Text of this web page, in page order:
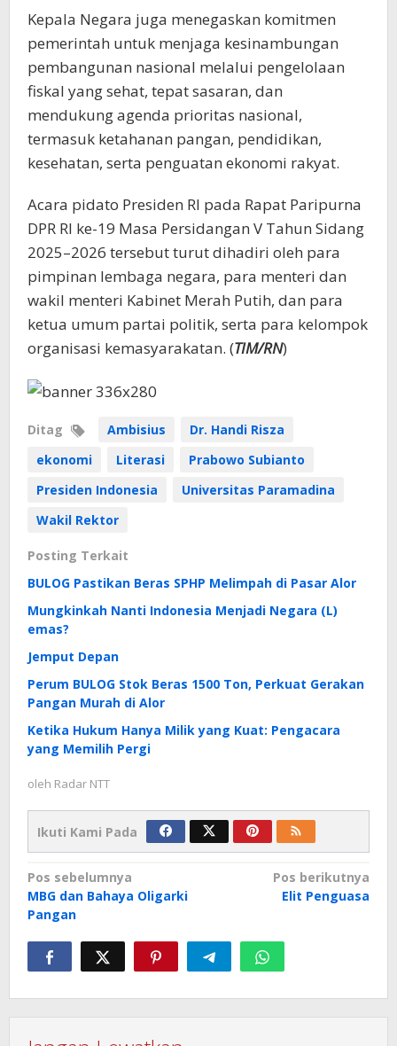
Kepala Negara juga menegaskan komitmen
pemerintah untuk menjaga kesinambungan
pembangunan nasional melalui pengelolaan
fiskal yang sehat, tepat sasaran, dan
mendukung agenda prioritas nasional,
termasuk ketahanan pangan, pendidikan,
kesehatan, serta penguatan ekonomi rakyat.
Acara pidato Presiden RI pada Rapat Paripurna
DPR RI ke-19 Masa Persidangan V Tahun Sidang
2025–2026 tersebut turut dihadiri oleh para
pimpinan lembaga negara, para menteri dan
wakil menteri Kabinet Merah Putih, dan para
ketua umum partai politik, serta para kelompok
organisasi kemasyarakatan. (TIM/RN)
Ditag Ambisius
Dr. Handi Risza
ekonomi
Literasi
Prabowo Subianto
Presiden Indonesia
Universitas Paramadina
Wakil Rektor
Posting Terkait
BULOG Pastikan Beras SPHP Melimpah di Pasar Alor
Mungkinkah Nanti Indonesia Menjadi Negara (L)
emas?
Jemput Depan
Perum BULOG Stok Beras 1500 Ton, Perkuat Gerakan
Pangan Murah di Alor
Ketika Hukum Hanya Milik yang Kuat: Pengacara
yang Memilih Pergi
oleh Radar NTT
Ikuti Kami Pada
Navigasi
pos
Pos sebelumnya
MBG dan Bahaya Oligarki
Pangan
Pos berikutnya
Elit Penguasa